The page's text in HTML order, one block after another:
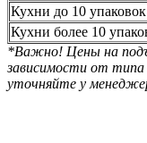
Кухни до 10 упаковок
Кухни более 10
*Важно! Цены на
зависимости от типа
уточняйте у